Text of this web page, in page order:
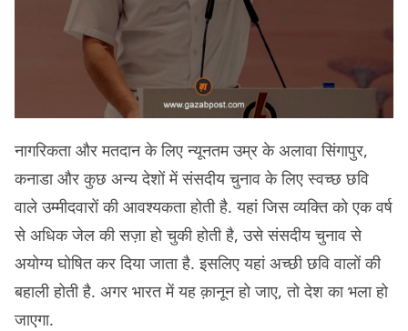
नागरिकता और मतदान के लिए न्यूनतम उम्र के अलावा सिंगापुर,
कनाडा और कुछ अन्य देशों में संसदीय चुनाव के लिए स्वच्छ छवि
वाले उम्मीदवारों की आवश्यकता होती है. यहां जिस व्यक्ति को एक वर्ष
से अधिक जेल की सज़ा हो चुकी होती है, उसे संसदीय चुनाव से
अयोग्य घोषित कर दिया जाता है. इसलिए यहां अच्छी छवि वालों की
बहाली होती है. अगर भारत में यह क़ानून हो जाए, तो देश का भला हो
जाएगा.